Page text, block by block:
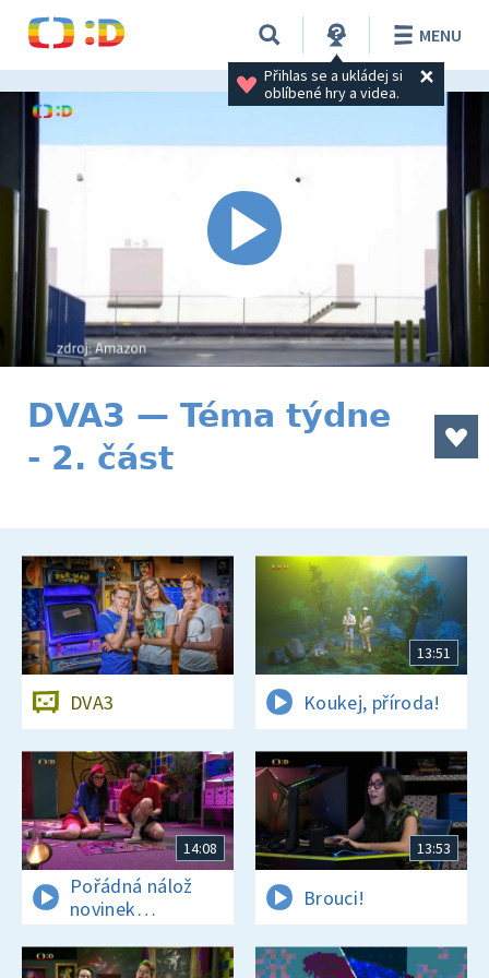
Přihlas se a ukládej si
oblíbené hry a videa.
MENU
DVA3 — Téma týdne
- 2. část
DVA3
13:51
Koukej, příroda!
14:08
Pořádná nálož
novinek
a zajímavostí
13:53
Brouci!